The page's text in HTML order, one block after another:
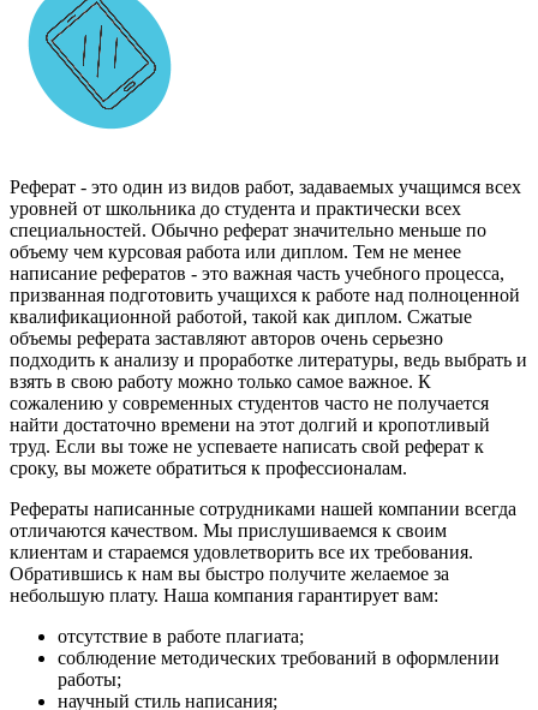
Реферат - это один из видов работ, задаваемых учащимся всех
уровней от школьника до студента и практически всех
специальностей. Обычно реферат значительно меньше по
объему чем курсовая работа или диплом. Тем не менее
написание рефератов - это важная часть учебного процесса,
призванная подготовить учащихся к работе над полноценной
квалификационной работой, такой как диплом. Сжатые
объемы реферата заставляют авторов очень серьезно
подходить к анализу и проработке литературы, ведь выбрать и
взять в свою работу можно только самое важное. К
сожалению у современных студентов часто не получается
найти достаточно времени на этот долгий и кропотливый
труд. Если вы тоже не успеваете написать свой реферат к
сроку, вы можете обратиться к профессионалам.
Рефераты написанные сотрудниками нашей компании всегда
отличаются качеством. Мы прислушиваемся к своим
клиентам и стараемся удовлетворить все их требования.
Обратившись к нам вы быстро получите желаемое за
небольшую плату. Наша компания гарантирует вам:
отсутствие в работе плагиата;
соблюдение методических требований в оформлении
работы;
научный стиль написания;